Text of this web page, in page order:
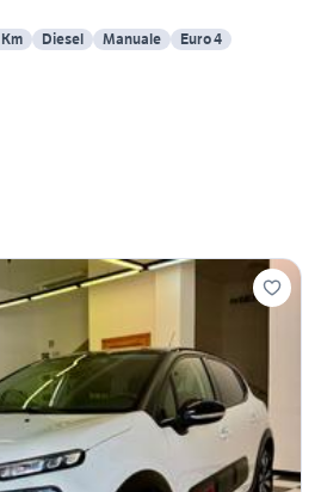
Diesel Manuale Euro 4